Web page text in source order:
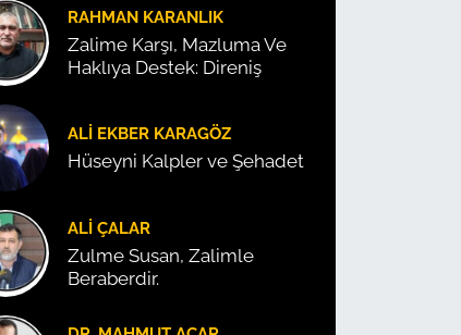
RAHMAN KARANLIK
Zalime Karşı, Mazluma Ve
Haklıya Destek: Direniş
ALI EKBER KARAGÖZ
Hüseyni Kalpler ve Şehadet
ALI ÇALAR
Zulme Susan, Zalimle
Beraberdir.